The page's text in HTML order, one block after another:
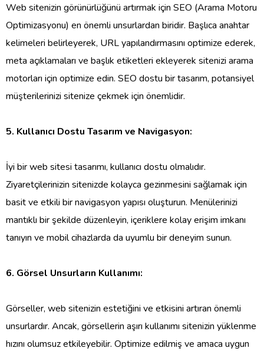
Web sitenizin görünürlüğünü artırmak için SEO (Arama Motoru
Optimizasyonu) en önemli unsurlardan biridir. Başlıca anahtar
kelimeleri belirleyerek, URL yapılandırmasını optimize ederek,
meta açıklamaları ve başlık etiketleri ekleyerek sitenizi arama
motorları için optimize edin. SEO dostu bir tasarım, potansiyel
müşterilerinizi sitenize çekmek için önemlidir.
5. Kullanıcı Dostu Tasarım ve Navigasyon:
İyi bir web sitesi tasarımı, kullanıcı dostu olmalıdır.
Ziyaretçilerinizin sitenizde kolayca gezinmesini sağlamak için
basit ve etkili bir navigasyon yapısı oluşturun. Menülerinizi
mantıklı bir şekilde düzenleyin, içeriklere kolay erişim imkanı
tanıyın ve mobil cihazlarda da uyumlu bir deneyim sunun.
6. Görsel Unsurların Kullanımı:
Görseller, web sitenizin estetiğini ve etkisini artıran önemli
unsurlardır. Ancak, görsellerin aşırı kullanımı sitenizin yüklenme
hızını olumsuz etkileyebilir. Optimize edilmiş ve amaca uygun